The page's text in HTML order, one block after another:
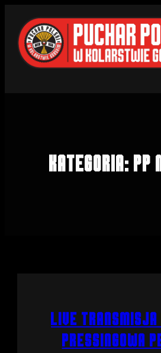
treści
Kategoria: PP
LIVE Transmisja
Pressingowa